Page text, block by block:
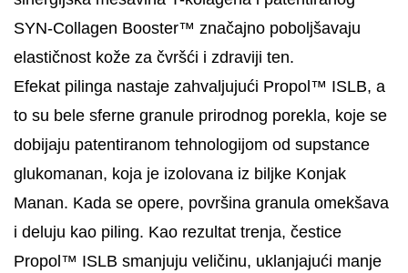
SYN-Collagen Booster™ značajno poboljšavaju
elastičnost kože za čvršći i zdraviji ten.
Efekat pilinga nastaje zahvaljujući Propol™ ISLB, a
to su bele sferne granule prirodnog porekla, koje se
dobijaju patentiranom tehnologijom od supstance
glukomanan, koja je izolovana iz biljke Konjak
Manan. Kada se opere, površina granula omekšava
i deluju kao piling. Kao rezultat trenja, čestice
Propol™ ISLB smanjuju veličinu, uklanjajući manje